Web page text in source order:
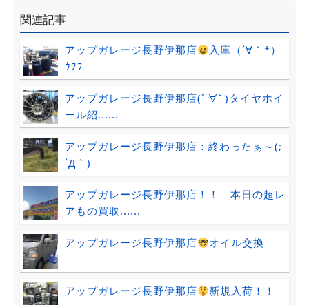
関連記事
アップガレージ長野伊那店
入庫（´∀｀*）
ｳﾌﾌ
アップガレージ長野伊那店(ﾟ∀ﾟ)タイヤホイ
ール紹......
アップガレージ長野伊那店：終わったぁ～(;
´Д｀)
アップガレージ長野伊那店！！ 本日の超レ
アもの買取......
アップガレージ長野伊那店 オイル交換
アップガレージ長野伊那店 新規入荷！！